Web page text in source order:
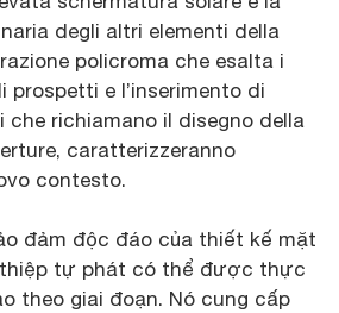
degli altri elementi della
policroma che esalta i
prospetti e l’inserimento di
che richiamano il disegno della
caratterizzeranno
contesto.
đảm độc đáo của thiết kế mặt
tự phát có thể được thực
theo giai đoạn. Nó cung cấp